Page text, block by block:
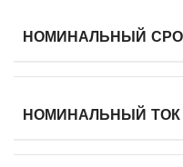
НОМИНАЛЬНЫЙ
НОМИНАЛЬНЫЙ ТОК